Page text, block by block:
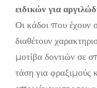
ειδικών για
Οι κάδοι που έχουν
διαθέτουν
μοτίβα δοντιών σε
τάση για φραξιμούς